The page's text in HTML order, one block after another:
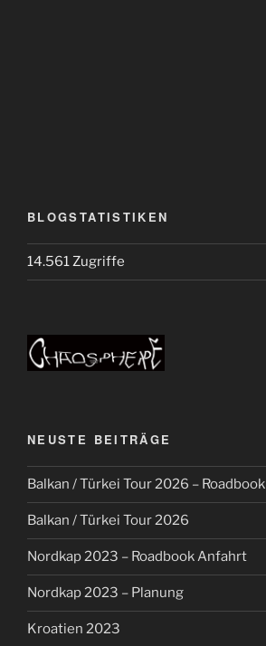
BLOGSTATISTIKEN
14.561 Zugriffe
NEUSTE BEITRÄGE
Balkan / Türkei Tour 2026 – Roadbook
Balkan / Türkei Tour 2026
Nordkap 2023 – Roadbook Anfahrt
Nordkap 2023 – Planung
Kroatien 2023